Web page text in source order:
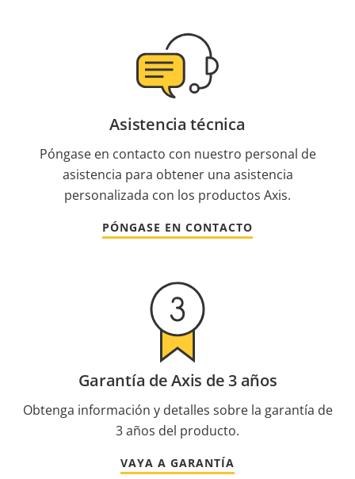
Asistencia técnica
Póngase en contacto con nuestro personal de
asistencia para obtener una asistencia
personalizada con los productos Axis.
PÓNGASE EN CONTACTO
Garantía de Axis de 3 años
Obtenga información y detalles sobre la garantía de
3 años del producto.
VAYA A GARANTÍA